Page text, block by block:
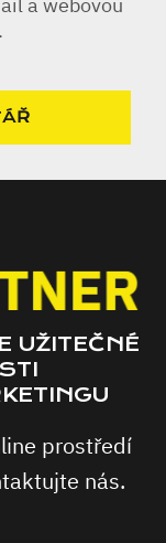
UŽITEČNÉ
prostředí
nás.